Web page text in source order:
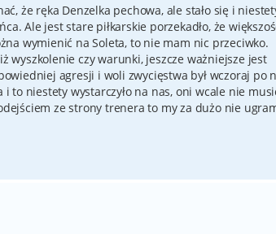
że ręka Denzelka pechowa, ale stało się i
Ale jest stare piłkarskie porzekadło, że
wymienić na Soleta, to nie mam nic przeciwko.
wyszkolenie czy warunki, jeszcze ważniejsze jest
agresji i woli zwycięstwa był wczoraj po
to niestety wystarczyło na nas, oni wcale nie
ze strony trenera to my za dużo nie